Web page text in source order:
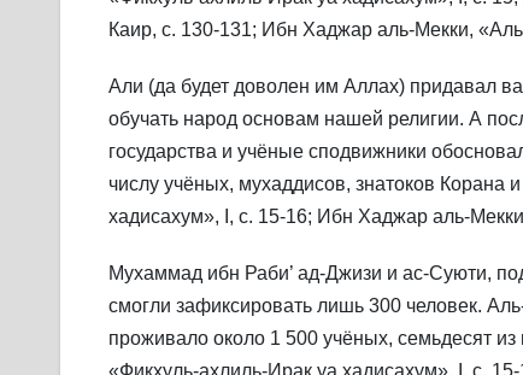
Каир, с. 130-131; Ибн Хаджар аль-Мекки,
Али (да будет доволен им Аллах) придавал
обучать народ основам нашей религии. А
государства и учёные сподвижники
числу учёных, мухаддисов, знатоков Корана
хадисахум», I, с. 15-16; Ибн Хаджар аль-
Мухаммад ибн Раби’ ад-Джизи и ас-Суюти,
смогли зафиксировать лишь 300 человек.
проживало около 1 500 учёных, семьдесят